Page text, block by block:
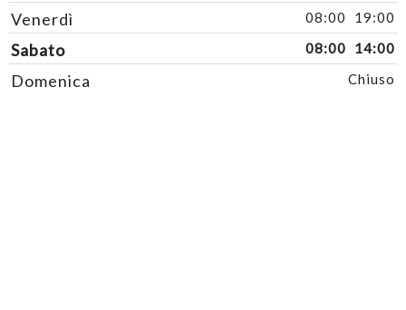
Venerdì 08:00 19:00
Sabato 08:00 14:00
Domenica Chiuso